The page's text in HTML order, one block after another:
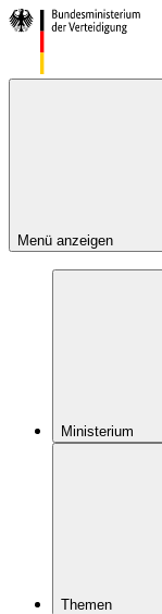
Menü anzeigen
Ministerium
Themen